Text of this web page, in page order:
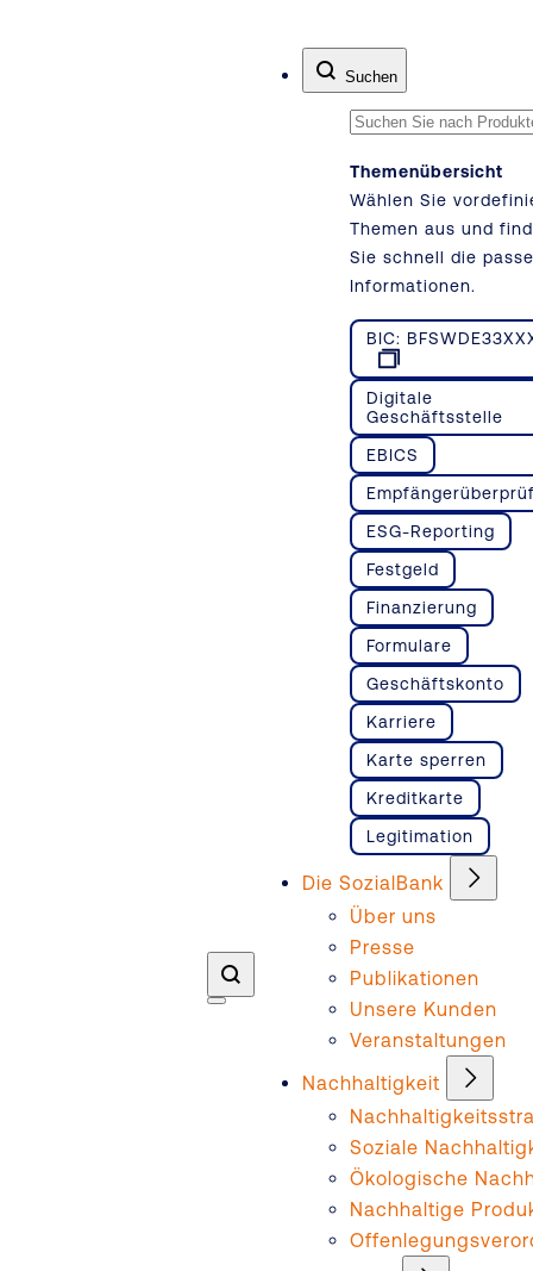
Suchen
Themenübersicht
Wählen Sie
Themen aus und
Sie schnell die
Informationen.
BIC:
Digitale
Geschäftsstelle
EBICS
ESG-Reporting
Festgeld
Finanzierung
Formulare
Geschäftskonto
Karriere
Karte sperren
Kreditkarte
Legitimation
Die SozialBank
Über uns
Presse
Publikationen
Unsere Kunden
Veranstaltungen
Nachhaltigkeit
Soziale
Ökologische
Nachhaltige